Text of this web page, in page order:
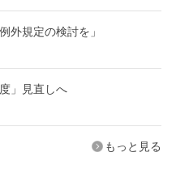
外規定の検討を」
」見直しへ
もっと見る